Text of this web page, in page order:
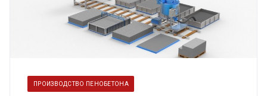
ПРОИЗВОДСТВО ПЕНОБЕТОНА